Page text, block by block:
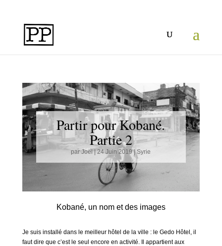
Partir pour Kobané.
Partie 2
parJoël|24 Juin 2019|Syrie
Kobané, un nom et des images
Je suis installé dans le meilleur hôtel de la ville : le Gedo Hôtel, il
faut dire que c’est le seul encore en activité. Il appartient aux